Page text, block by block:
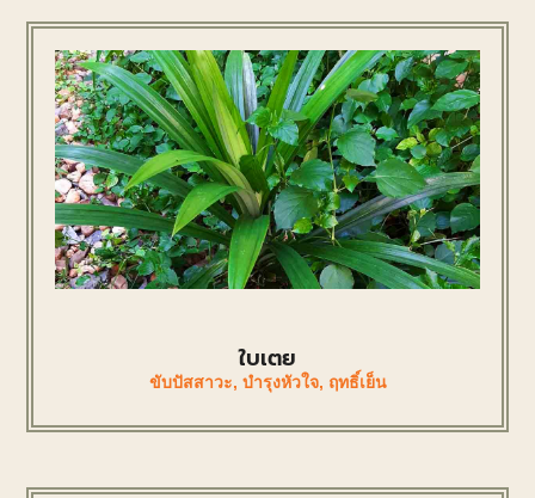
ใบเตย
ขับปัสสาวะ, บำรุงหัวใจ, ฤทธิ์เย็น